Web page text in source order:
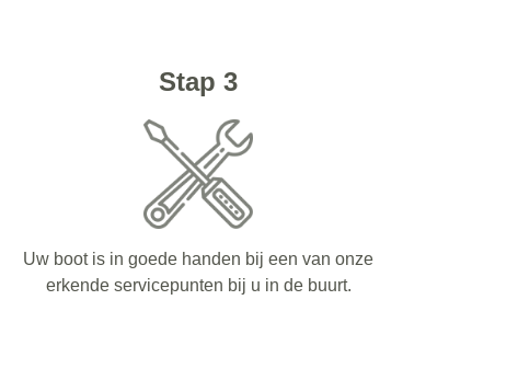
Stap 3
Uw boot is in goede handen bij een van onze
erkende servicepunten bij u in de buurt.